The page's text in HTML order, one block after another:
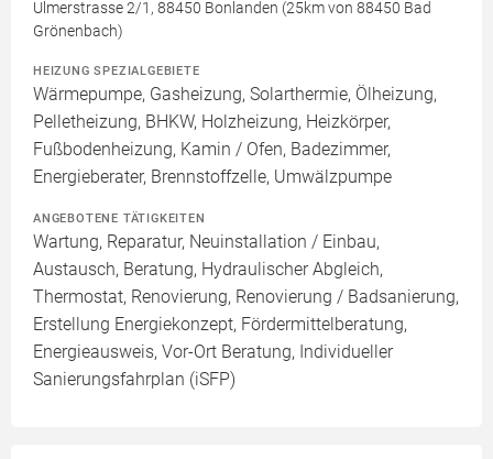
Ulmerstrasse 2/1, 88450 Bonlanden (25km von 88450 Bad
Grönenbach)
HEIZUNG SPEZIALGEBIETE
Wärmepumpe, Gasheizung, Solarthermie, Ölheizung,
Pelletheizung, BHKW, Holzheizung, Heizkörper,
Fußbodenheizung, Kamin / Ofen, Badezimmer,
Energieberater, Brennstoffzelle, Umwälzpumpe
ANGEBOTENE TÄTIGKEITEN
Wartung, Reparatur, Neuinstallation / Einbau,
Austausch, Beratung, Hydraulischer Abgleich,
Thermostat, Renovierung, Renovierung / Badsanierung,
Erstellung Energiekonzept, Fördermittelberatung,
Energieausweis, Vor-Ort Beratung, Individueller
Sanierungsfahrplan (iSFP)